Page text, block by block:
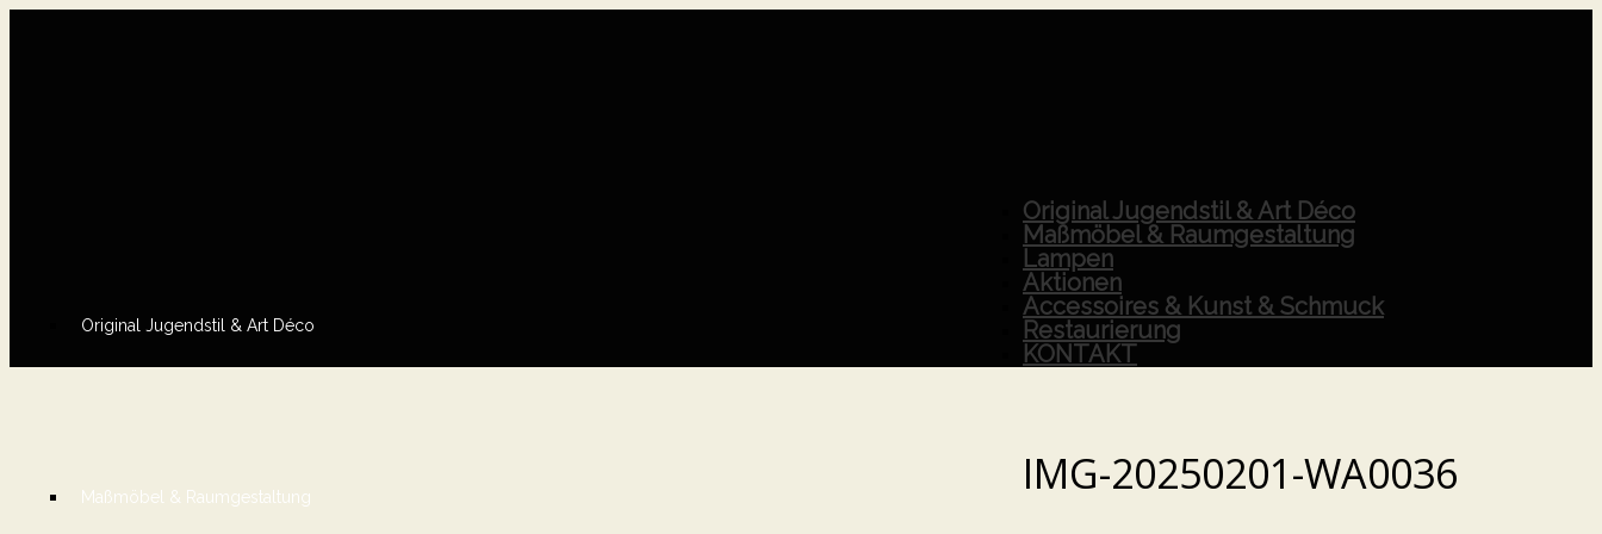
Original Jugendstil & Art Déco
Maßmöbel & Raumgestaltung
Original Jugendstil & Art Déco
Maßmöbel & Raumgestaltung
Lampen
Aktionen
Accessoires & Kunst & Schmuck
Restaurierung
KONTAKT
IMG-20250201-WA0036